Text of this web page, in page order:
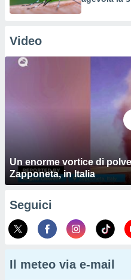
Video
Un enorme vortice di
Zapponeta, in Italia
Seguici
Il meteo via e-mail